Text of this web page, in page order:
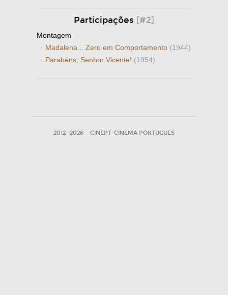
Participações [#2]
Montagem
· Madalena... Zero em Comportamento (1944)
· Parabéns, Senhor Vicente! (1954)
2012—2026 CINEPT-CINEMA PORTUGUES